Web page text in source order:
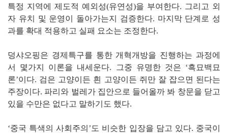
특정 지역에 제도적 예외성(유연성)을 부여한다. 그리고 외
자 유치 및 운영이 돌아가는지 검증한다. 마지막 단계로 성
과를 확대 적용하고 실패 요소는 조정한다.
덩샤오핑은 경제특구를 통한 개혁개방을 진행하는 과정에
서 몇가지 이론을 내세운다. 그중 유명한 것은 ‘흑묘백묘
론’이다. 검은 고양이든 흰 고양이든 쥐만 잘 잡으면 된다는
주장이다. 파리와 벌레가 집안으로 들어올까 봐 창문을 닫고
있을 수만은 없다고 말하기도 했다.
‘중국 특색의 사회주의’도 비슷한 입장을 담고 있다. 중국이